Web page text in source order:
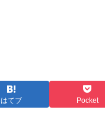
はてブ Pocket